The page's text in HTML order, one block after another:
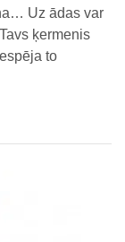
Uz ādas var
ķermenis
to